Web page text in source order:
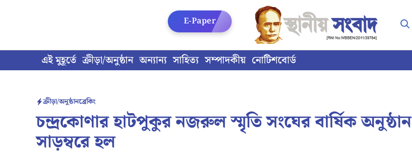
এই মুহূর্তে ক্রীড়া/অনুষ্ঠান অন্যান্য সাহিত্য সম্পাদকীয় নোটিশবোর্ড
E-Paper
ক্রীড়া/অনুষ্ঠানব্রেকিং
চন্দ্রকোণার হাটপুকুর নজরুল স্মৃতি সংঘের বার্ষিক অনুষ্ঠান
সাড়ম্বরে হল